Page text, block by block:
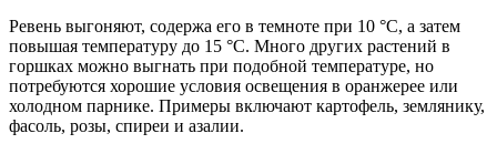
Ревень выгоняют, содержа его в темноте при 10 °С, а затем
повышая температуру до 15 °С. Много других растений в
горшках можно выгнать при подобной температуре, но
потребуются хорошие условия освещения в оранжерее или
холодном парнике. Примеры включают картофель, землянику,
фасоль, розы, спиреи и азалии.